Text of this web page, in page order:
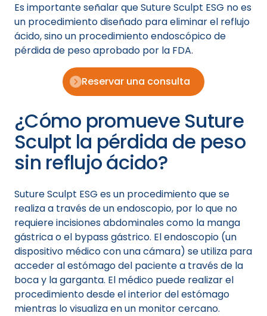
Es importante señalar que Suture Sculpt ESG no es
un procedimiento diseñado para eliminar el reflujo
ácido, sino un procedimiento endoscópico de
pérdida de peso aprobado por la FDA.
Reservar una consulta
¿Cómo promueve Suture
Sculpt la pérdida de peso
sin reflujo ácido?
Suture Sculpt ESG es un procedimiento que se
realiza a través de un endoscopio, por lo que no
requiere incisiones abdominales como la manga
gástrica o el bypass gástrico. El endoscopio (un
dispositivo médico con una cámara) se utiliza para
acceder al estómago del paciente a través de la
boca y la garganta. El médico puede realizar el
procedimiento desde el interior del estómago
mientras lo visualiza en un monitor cercano.